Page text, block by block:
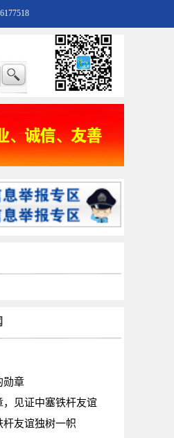
勋章
见证中塞铁杆友谊
友谊独树一帜